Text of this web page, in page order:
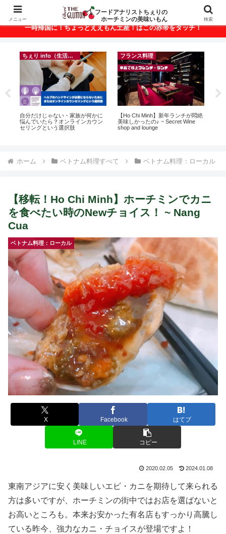
ベトナム・ホーチミンの美味いもんが満載！
一時帰国に！ちょっとええもん土産！はこの赤帯をタッチ！
ちぇり info（生活情報）
自分だけじゃない・家族が何かに
悩んでいたら？オンラインカウン
セリングという選択肢
フランス料理
【Ho Chi Minh】新年ランチが悶絶
美味しかったの♪ ~ Secret Wine
shop and lounge
ホーム ベトナム料理すべて ベトナム料理：ローカル
【移転！Ho Chi Minh】ホーチミンでカニ
を食べたい時のNewチョイス！ ~ Nang
Cua
ベトナム料理：ローカル
X Facebook はてブ
LINE コピー
2020.02.05 2024.01.08
東南アジアに安く美味しいエビ・カニを期待して来られる
方は多いですが、ホーチミンの街中ではお店を選ばないと
お高いところも。本来お安かった有名店もすっかり高騰し
ている昨今、強力なカニ・チョイスが登場ですよ！
メニュー
フードアナリストちぇりの
ホーチミンの美味いもん
検索